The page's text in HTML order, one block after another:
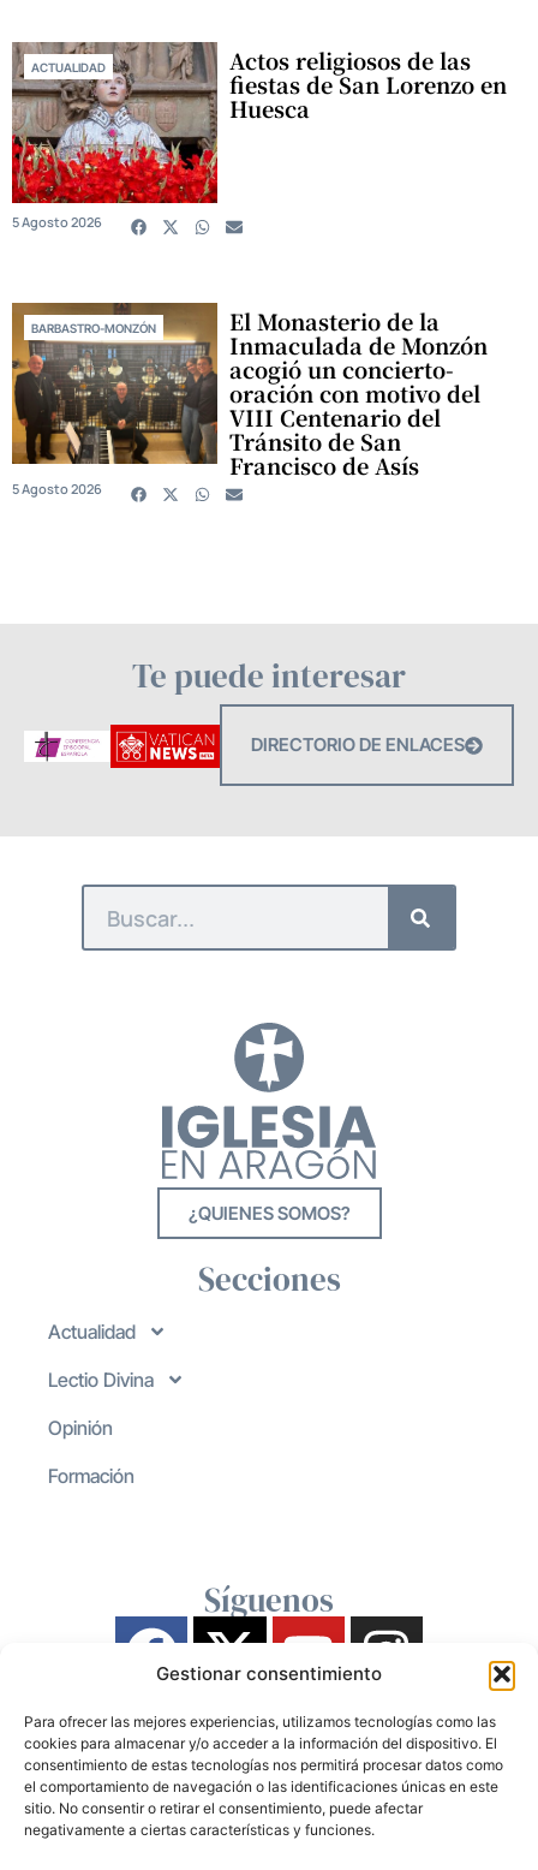
Gestionar consentimiento
Para ofrecer las mejores experiencias, utilizamos tecnologías como las
cookies para almacenar y/o acceder a la información del dispositivo. El
consentimiento de estas tecnologías nos permitirá procesar datos como
el comportamiento de navegación o las identificaciones únicas en este
sitio. No consentir o retirar el consentimiento, puede afectar
negativamente a ciertas características y funciones.
ACTUALIDAD Actos religiosos de las
fiestas de San Lorenzo en
Huesca
5 Agosto 2026
BARBASTRO-MONZÓN El Monasterio de la
Inmaculada de Monzón
acogió un concierto-
oración con motivo del
VIII Centenario del
Tránsito de San
Francisco de Asís
5 Agosto 2026
Te puede interesar
DIRECTORIO DE ENLACES
¿QUIENES SOMOS?
Secciones
Actualidad
Lectio Divina
Opinión
Formación
Síguenos